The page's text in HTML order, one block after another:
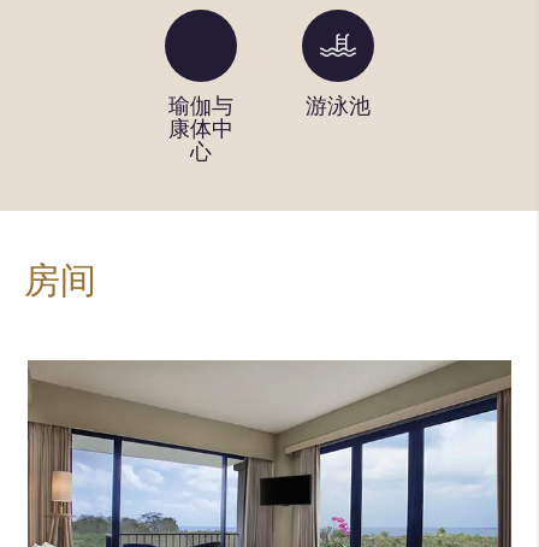
瑜伽与
康体中
心
游泳池
房间